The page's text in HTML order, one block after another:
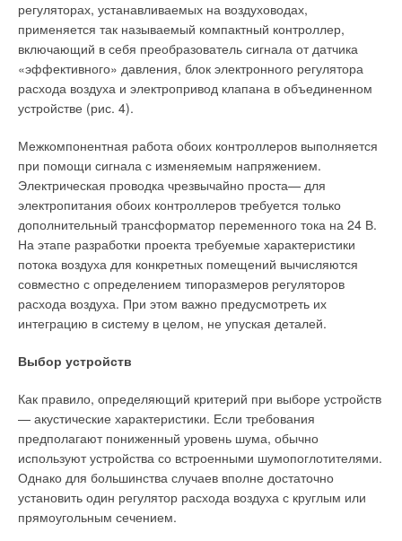
регуляторах, устанавливаемых на воздуховодах,
применяется так называемый компактный контроллер,
включающий в себя преобразователь сигнала от датчика
«эффективного» давления, блок электронного регулятора
расхода воздуха и электропривод клапана в объединенном
устройстве (рис. 4).
Межкомпонентная работа обоих контроллеров выполняется
при помощи сигнала с изменяемым напряжением.
Электрическая проводка чрезвычайно проста— для
электропитания обоих контроллеров требуется только
дополнительный трансформатор переменного тока на 24 В.
На этапе разработки проекта требуемые характеристики
потока воздуха для конкретных помещений вычисляются
совместно с определением типоразмеров регуляторов
расхода воздуха. При этом важно предусмотреть их
интеграцию в систему в целом, не упуская деталей.
Выбор устройств
Как правило, определяющий критерий при выборе устройств
— акустические характеристики. Если требования
предполагают пониженный уровень шума, обычно
используют устройства со встроенными шумопоглотителями.
Однако для большинства случаев вполне достаточно
установить один регулятор расхода воздуха с круглым или
прямоугольным сечением.
централизованной системе отопления.
Кроме выше перечисленных типов отопительных приборов
на рынке присутствуют: дизайн-радиаторы (отопительные
приборы, имеющие нестандартный внешний вид),
полотенцесушители (устанавливаются для обогрева в
устанавливаемые в пол и пр.
Все перечисленные типы радиаторов отличаются также и по
стоимостным характеристикам. При анализе уровня цен на
различные типы радиаторов чаще производят сравнение
стоимости теплоотдачи (за 1 кВт) радиаторов.
Стоимость теплоотдачи (за 1 кВт) = cтоимость 1
секции радиатора/теплоотдача радиатора в кВт.
Таким образом, самыми дорогими отопительными
приборами являются стальные трубчатые радиаторы.
Потребитель должен будет отдать 3600 руб. за 1 кВт тепла,
выделяемого данным радиатором. Биметаллические
радиаторы также являются одними из самых дорогих
тепловых приборов— 2500 руб/кВт. Из алюминиевых
радиаторов более дешевым является прибор,
изготовленный методом прессования — 1500 руб/кВт по
сравнению с 2150 руб/кВт у литого радиатора, что
объясняется различной капиталоемкостью производства.